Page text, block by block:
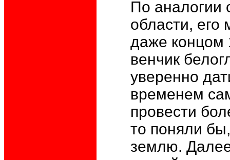
По аналогии
области,
даже концом
венчик
уверенно
временем
провести
то поняли
землю.